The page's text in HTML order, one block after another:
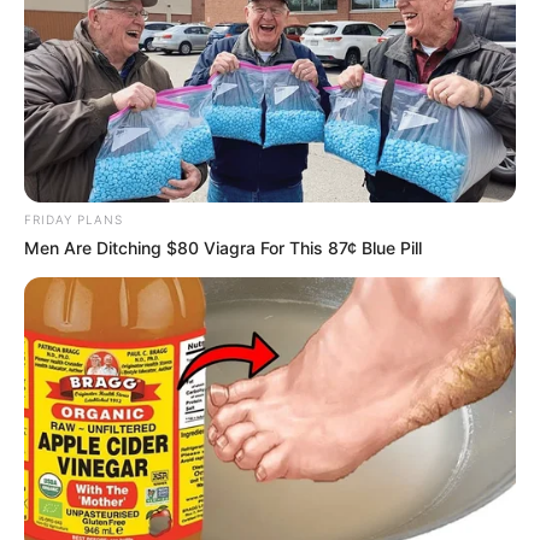
Se quiser conhecer mais modelos lindos de flores
FRIDAY PLANS
Men Are Ditching $80 Viagra For This 87¢ Blue Pill